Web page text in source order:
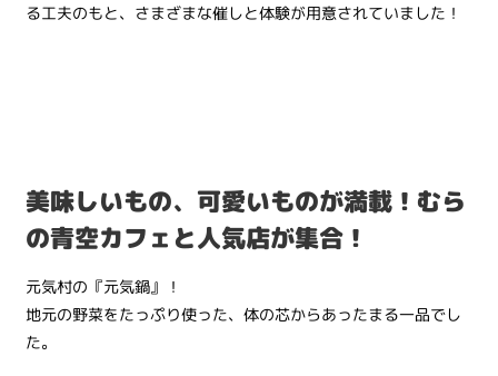
る工夫のもと、さまざまな催しと体験が用意されていました！
美味しいもの、可愛いものが満載！むら
の青空カフェと人気店が集合！
元気村の『元気鍋』！
地元の野菜をたっぷり使った、体の芯からあったまる一品でし
た。